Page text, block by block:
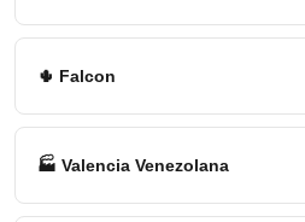
🌵 Falcon
🏭 Valencia Venezolana